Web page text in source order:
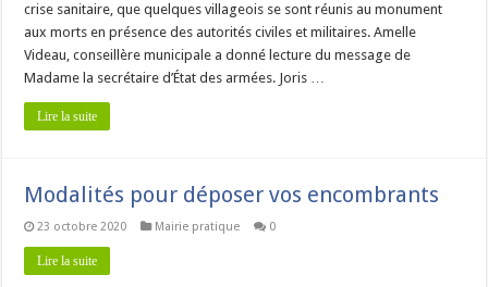
crise sanitaire, que quelques villageois se sont réunis au monument
aux morts en présence des autorités civiles et militaires. Amelle
Videau, conseillère municipale a donné lecture du message de
Madame la secrétaire d’État des armées. Joris …
Lire la suite
Modalités pour déposer vos encombrants
23 octobre 2020 Mairie pratique 0
Lire la suite